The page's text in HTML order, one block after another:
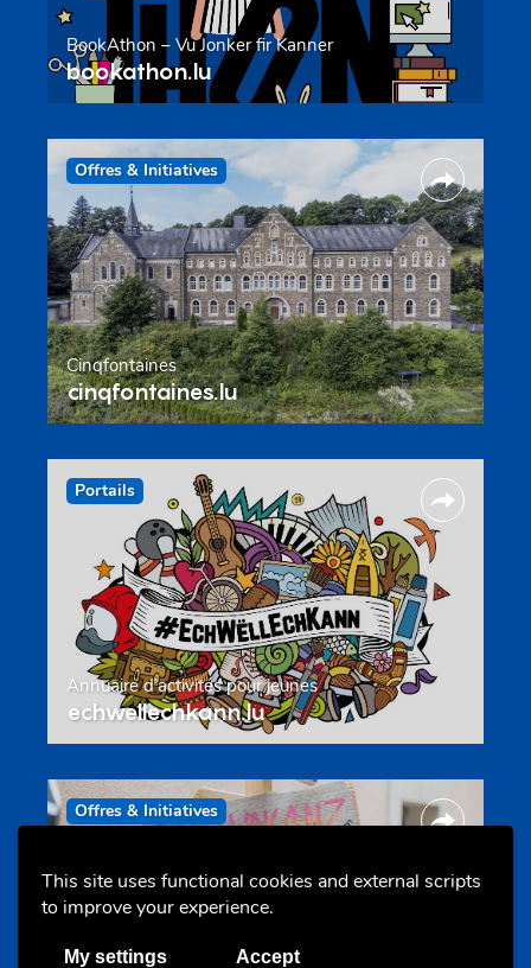
This site uses functional cookies and external scripts
to improve your experience.
My settings Accept
BookAthon – Vu Jonker fir Kanner
bookathon.lu
Offres & Initiatives
Cinqfontaines
cinqfontaines.lu
Portails
Annuaire d’activités pour jeunes
echwellechkann.lu
Offres & Initiatives